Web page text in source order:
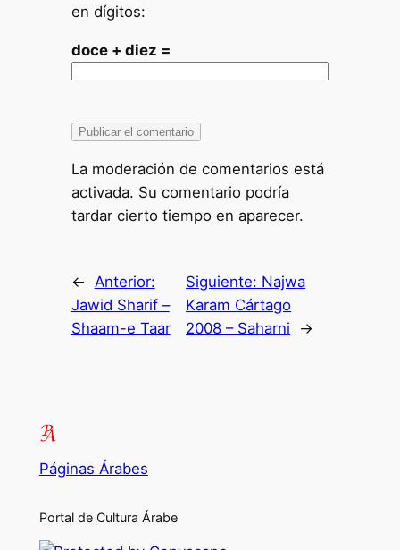
en dígitos:
doce + diez =
La moderación de comentarios está
activada. Su comentario podría
tardar cierto tiempo en aparecer.
← Anterior:
Jawid Sharif –
Shaam-e Taar
Siguiente: Najwa
Karam Cártago
2008 – Saharni
→
Páginas Árabes
Portal de Cultura Árabe